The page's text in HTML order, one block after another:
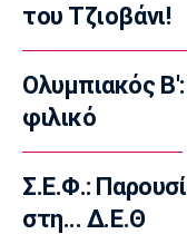
14:30
Ποδόσφαιρο - Διεθνή
Ολοκληρώνει
η Νότιγχαμ
14:20
Παναθηναϊκός:
14:10
του Τζιοβάνι!
Ολυμπιακός
φιλικό
Σ.Ε.Φ.:
στη... Δ.Ε.Θ